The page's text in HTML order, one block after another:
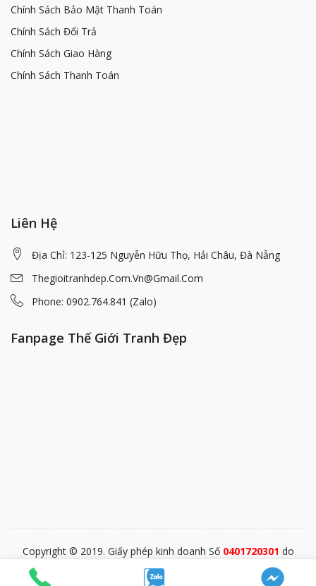
Chính Sách Bảo Mật Thanh Toán
Chính Sách Đổi Trả
Chính Sách Giao Hàng
Chính Sách Thanh Toán
Liên Hệ
Địa Chỉ: 123-125 Nguyễn Hữu Thọ, Hải Châu, Đà Nẵng
Thegioitranhdep.com.vn@gmail.com
Phone: 0902.764.841 (Zalo)
Fanpage Thế Giới Tranh Đẹp
Copyright © 2019. Giấy phép kinh doanh Số 0401720301 do
PĐKKD Sở KHĐT TP. Đà Nẵng cấp ngày 28/12/2015